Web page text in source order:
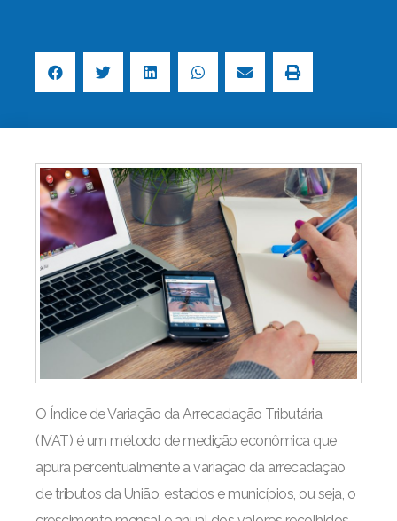
O Índice de Variação da Arrecadação Tributária
(IVAT) é um método de medição econômica que
apura percentualmente a variação da arrecadação
de tributos da União, estados e municípios, ou seja, o